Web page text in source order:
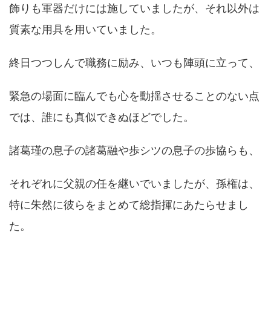
飾りも軍器だけには施していましたが、それ以外は
質素な用具を用いていました。
終日つつしんで職務に励み、いつも陣頭に立って、
緊急の場面に臨んでも心を動揺させることのない点
では、誰にも真似できぬほどでした。
諸葛瑾の息子の諸葛融や歩シツの息子の歩協らも、
それぞれに父親の任を継いでいましたが、孫権は、
特に朱然に彼らをまとめて総指揮にあたらせまし
た。